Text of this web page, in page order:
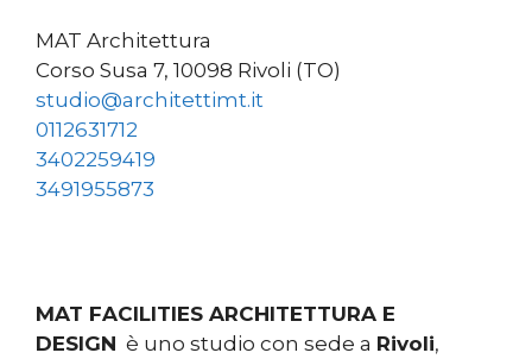
MAT Architettura
Corso Susa 7, 10098 Rivoli (TO)
studio@architettimt.it
0112631712
3402259419
3491955873
MAT FACILITIES ARCHITETTURA E
DESIGN è uno studio con sede a Rivoli,